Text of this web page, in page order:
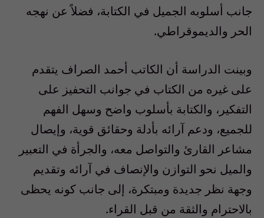
جانب أسلوبه الجميل في الكتابة، فضلاً عن نهجه
الحر والديموقراطي.
وبينت الدراسة أن الكاتب أحمد الصراف يتقدم
على غيره من الكتاب في جوانب التحفيز على
التفكير، والكتابة بأسلوب واضح وسهل الفهم
للجميع، ودعم آرائه بأدلة وحقائق قوية، وإيصال
مشاعر القارئ والتواصل معه، والجرأة في التعبير
والميل نحو التوازن والإنصاف في آرائه وتقديم
وجهة نظر جديدة ومبتكرة، إلى جانب كونه يحظى
بالاحترام والثقة من قبل القراء.